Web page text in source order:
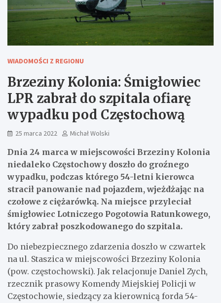
WIADOMOŚCI Z REGIONU
Brzeziny Kolonia: Śmigłowiec
LPR zabrał do szpitala ofiarę
wypadku pod Częstochową
25 marca 2022 Michał Wolski
Dnia 24 marca w miejscowości Brzeziny Kolonia
niedaleko Częstochowy doszło do groźnego
wypadku, podczas którego 54-letni kierowca
stracił panowanie nad pojazdem, wjeżdżając na
czołowe z ciężarówką. Na miejsce przyleciał
śmigłowiec Lotniczego Pogotowia Ratunkowego,
który zabrał poszkodowanego do szpitala.
Do niebezpiecznego zdarzenia doszło w czwartek
na ul. Staszica w miejscowości Brzeziny Kolonia
(pow. częstochowski). Jak relacjonuje Daniel Zych,
rzecznik prasowy Komendy Miejskiej Policji w
Częstochowie, siedzący za kierownicą forda 54-